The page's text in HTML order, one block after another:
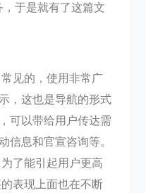
于是就有了这篇文
见的，使用非常广
，这也是导航的形式
可以带给用户传达需
信息和官宣咨询等。
了能引起用户更高
表现上面也在不断